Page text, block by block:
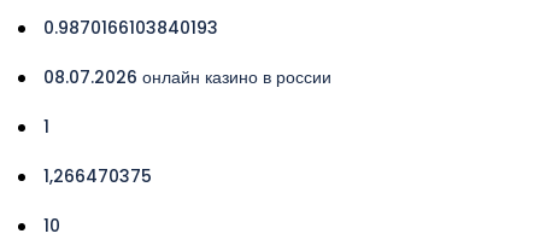
0.9870166103840193
08.07.2026 онлайн казино в россии
1
1,266470375
10